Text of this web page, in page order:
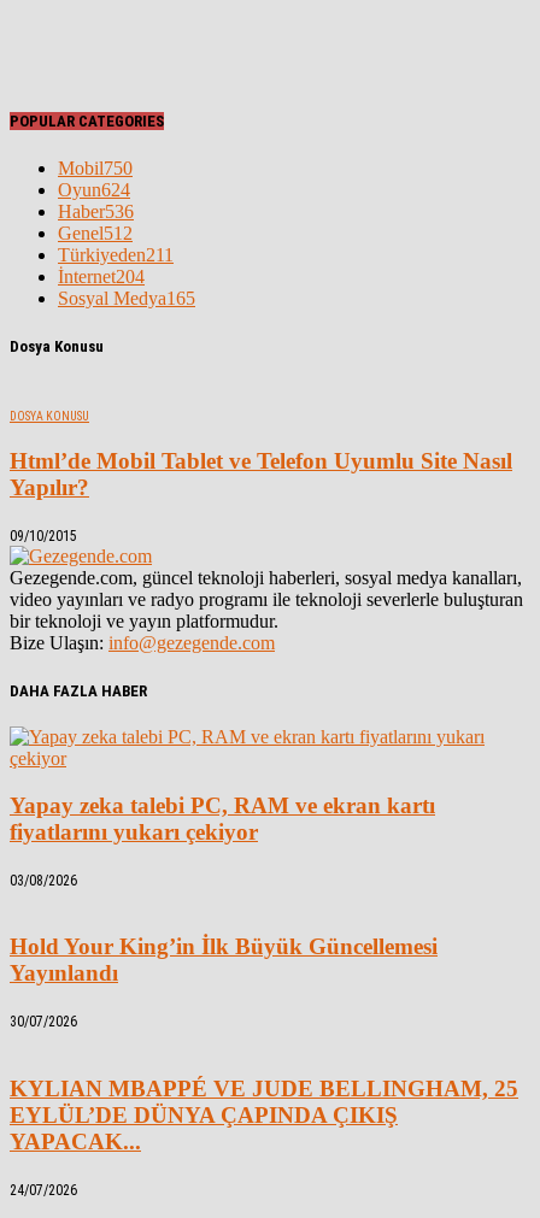
POPULAR CATEGORIES
Mobil750
Oyun624
Haber536
Genel512
Türkiyeden211
İnternet204
Sosyal Medya165
Dosya Konusu
DOSYA KONUSU
Html’de Mobil Tablet ve Telefon Uyumlu Site Nasıl
Yapılır?
09/10/2015
Gezegende.com, güncel teknoloji haberleri, sosyal medya kanalları,
video yayınları ve radyo programı ile teknoloji severlerle buluşturan
bir teknoloji ve yayın platformudur.
Bize Ulaşın: info@gezegende.com
DAHA FAZLA HABER
Yapay zeka talebi PC, RAM ve ekran kartı
fiyatlarını yukarı çekiyor
03/08/2026
Hold Your King’in İlk Büyük Güncellemesi
Yayınlandı
30/07/2026
KYLIAN MBAPPÉ VE JUDE BELLINGHAM, 25
EYLÜL’DE DÜNYA ÇAPINDA ÇIKIŞ
YAPACAK...
24/07/2026